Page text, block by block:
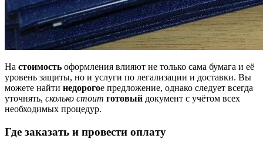
На стоимость оформления влияют не только сама бумага и её
уровень защиты, но и услуги по легализации и доставки. Вы
можете найти недорогое предложение, однако следует всегда
уточнять, сколько стоит готовый документ с учётом всех
необходимых процедур.
Где заказать и провести оплату